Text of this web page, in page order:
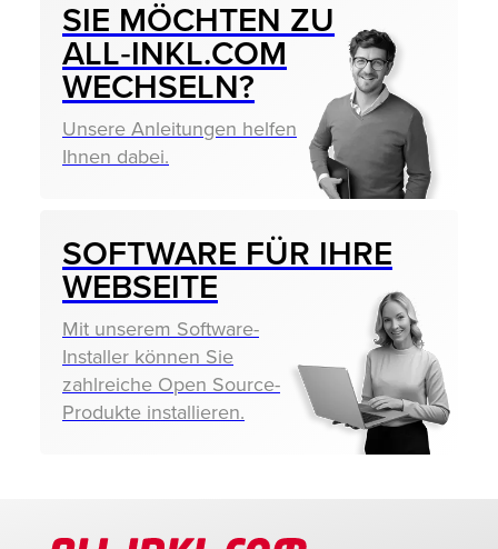
SIE MÖCHTEN ZU
ALL‑INKL.COM
WECHSELN?
Unsere Anleitungen helfen
Ihnen dabei.
SOFTWARE FÜR IHRE
WEBSEITE
Mit unserem Software-
Installer können Sie
zahlreiche Open Source-
Produkte installieren.